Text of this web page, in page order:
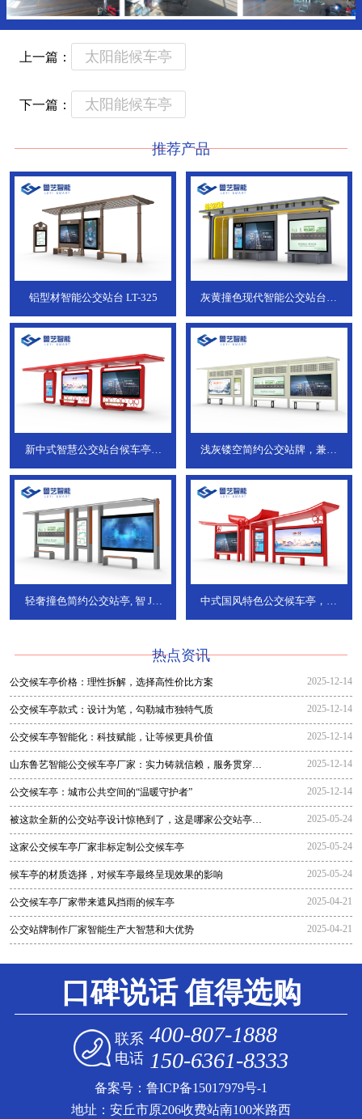
上一篇： 太阳能候车亭
下一篇： 太阳能候车亭
推荐产品
铝型材智能公交站台 LT-325
灰黄撞色现代智能公交站台，
新中式智慧公交站台候车亭，
浅灰镂空简约公交站牌，兼具
轻奢撞色简约公交站亭, 智 JT-
中式国风特色公交候车亭，承
热点资讯
公交候车亭价格：理性拆解，选择高性价比方案 2025-12-14
公交候车亭款式：设计为笔，勾勒城市独特气质 2025-12-14
公交候车亭智能化：科技赋能，让等候更具价值 2025-12-14
山东鲁艺智能公交候车亭厂家：实力铸就信赖，服务贯穿全
程
2025-12-14
公交候车亭：城市公共空间的“温暖守护者” 2025-12-14
被这款全新的公交站亭设计惊艳到了，这是哪家公交站亭生
产厂家生
2025-05-24
这家公交候车亭厂家非标定制公交候车亭 2025-05-24
候车亭的材质选择，对候车亭最终呈现效果的影响 2025-05-24
公交候车亭厂家带来遮风挡雨的候车亭 2025-04-21
公交站牌制作厂家智能生产大智慧和大优势 2025-04-21
口碑说话 值得选购
联系
电话
400-807-1888
150-6361-8333
备案号： 鲁ICP备15017979号-1
地址：安丘市原206收费站南100米路西